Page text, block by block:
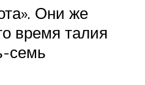
Они же
время талия
семь